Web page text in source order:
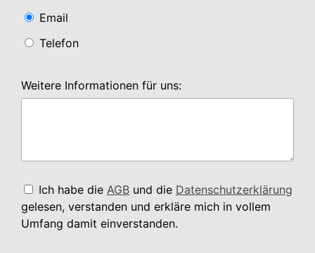
Email
Telefon
Weitere Informationen für uns:
Ich habe die AGB und die Datenschutzerklärung
gelesen, verstanden und erkläre mich in vollem
Umfang damit einverstanden.